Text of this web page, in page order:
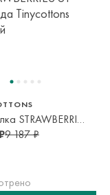
Футболка STRAWBERRIES
9 187 ₽